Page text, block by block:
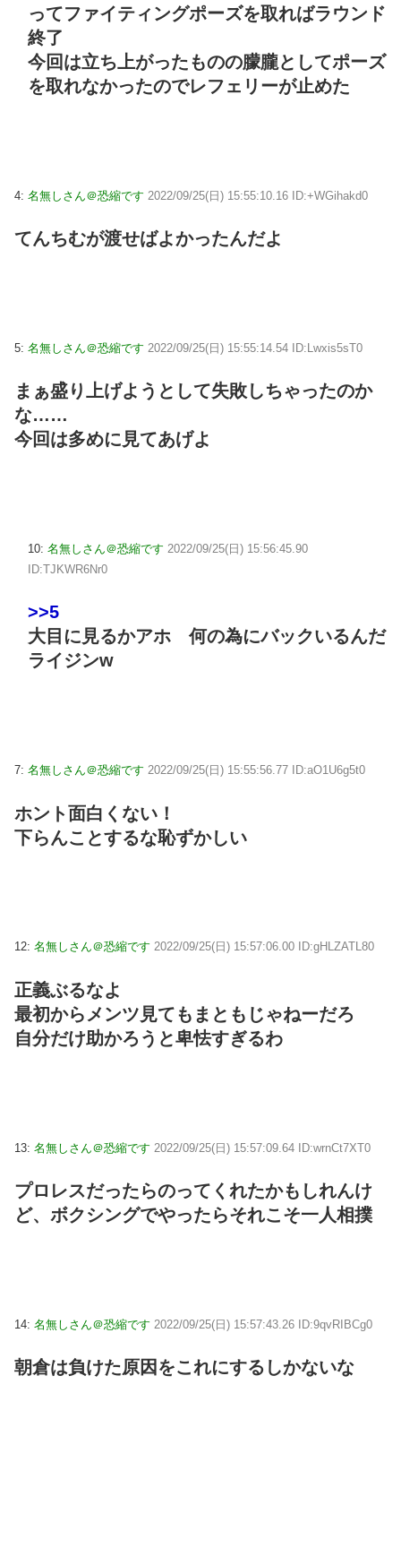
ってファイティングポーズを取ればラウンド
終了
今回は立ち上がったものの朦朧としてポーズ
を取れなかったのでレフェリーが止めた
4: 名無しさん＠恐縮です 2022/09/25(日) 15:55:10.16 ID:+WGihakd0
てんちむが渡せばよかったんだよ
5: 名無しさん＠恐縮です 2022/09/25(日) 15:55:14.54 ID:Lwxis5sT0
まぁ盛り上げようとして失敗しちゃったのか
な……
今回は多めに見てあげよ
10: 名無しさん＠恐縮です 2022/09/25(日) 15:56:45.90
ID:TJKWR6Nr0
>>5
大目に見るかアホ 何の為にバックいるんだ
ライジンw
7: 名無しさん＠恐縮です 2022/09/25(日) 15:55:56.77 ID:aO1U6g5t0
ホント面白くない！
下らんことするな恥ずかしい
12: 名無しさん＠恐縮です 2022/09/25(日) 15:57:06.00 ID:gHLZATL80
正義ぶるなよ
最初からメンツ見てもまともじゃねーだろ
自分だけ助かろうと卑怯すぎるわ
13: 名無しさん＠恐縮です 2022/09/25(日) 15:57:09.64 ID:wrnCt7XT0
プロレスだったらのってくれたかもしれんけ
ど、ボクシングでやったらそれこそ一人相撲
14: 名無しさん＠恐縮です 2022/09/25(日) 15:57:43.26 ID:9qvRIBCg0
朝倉は負けた原因をこれにするしかないな